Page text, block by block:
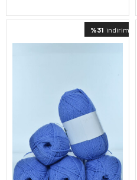
%31 indirimli